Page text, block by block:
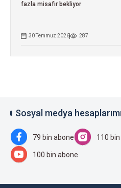
fazla misafir bekliyor
30 Temmuz 2026 287
Sosyal medya
79 bin abone 110
100 bin abone